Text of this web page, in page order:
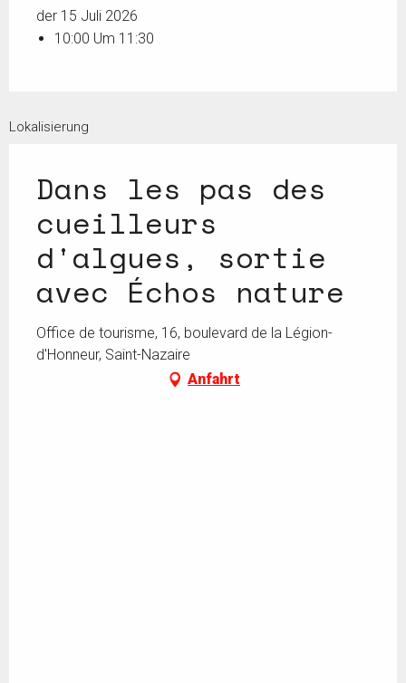
der 15 Juli 2026
10:00 Um 11:30
Lokalisierung
Dans les pas des
cueilleurs
d'algues, sortie
avec Échos nature
Office de tourisme, 16, boulevard de la Légion-
d'Honneur, Saint-Nazaire
Anfahrt